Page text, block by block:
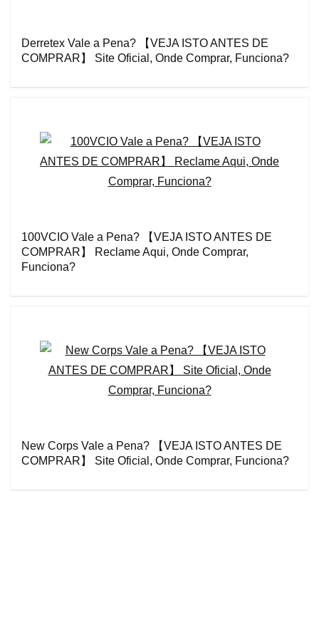
Derretex Vale a Pena? 【VEJA ISTO ANTES DE
COMPRAR】 Site Oficial, Onde Comprar, Funciona?
100VCIO Vale a Pena? 【VEJA ISTO ANTES DE
COMPRAR】 Reclame Aqui, Onde Comprar,
Funciona?
New Corps Vale a Pena? 【VEJA ISTO ANTES DE
COMPRAR】 Site Oficial, Onde Comprar, Funciona?